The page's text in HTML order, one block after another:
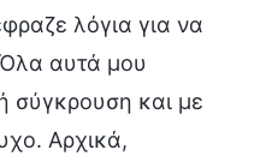
λόγια για να
Όλα αυτά μου
σύγκρουση και με
Αρχικά,